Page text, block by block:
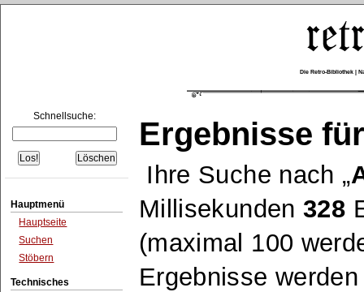
Die Retro-Bibliothek |
Schnellsuche:
Hauptmenü
Hauptseite
Suchen
Stöbern
Technisches
Ergebnisse
Ihre Suche nach
Millisekunden328
(maximal 100
Ergebnisse